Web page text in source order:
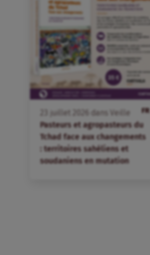
FR
juillet dans
Veille
Pasteurs et agropasteurs du
Tchad face aux changements
: territoires sahéliens et
soudaniens en mutation